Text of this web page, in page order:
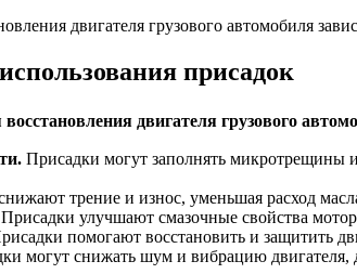
двигателя грузового автомобиля
присадок
двигателя грузового
Присадки могут заполнять микротрещины
трение и износ, уменьшая расход
Присадки улучшают смазочные свойства
помогают восстановить и защитить
могут снижать шум и вибрацию двигателя,